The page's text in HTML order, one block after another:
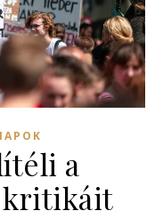
a
kritikáit